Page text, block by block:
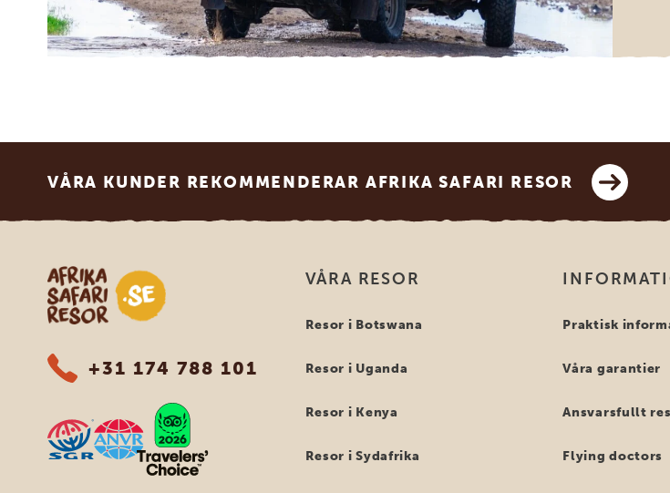
VÅRA KUNDER REKOMMENDERAR AFRIKA SAFARI RESOR
Safari-resor i Afrika
+31 174 788 101
VÅRA RESOR
Resor i Botswana
Resor i Uganda
Resor i Kenya
Resor i Sydafrika
Praktisk
Våra garantier
Ansvarsfullt
Flying doctors